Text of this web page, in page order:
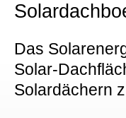
Das
Solar-
Solardächern